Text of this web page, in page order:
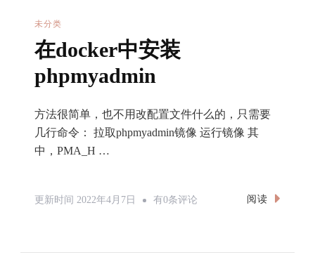
未分类
在docker中安装
phpmyadmin
方法很简单，也不用改配置文件什么的，只需要
几行命令： 拉取phpmyadmin镜像 运行镜像 其
中，PMA_H …
更新时间 2022年4月7日
在
有0条评论 阅读